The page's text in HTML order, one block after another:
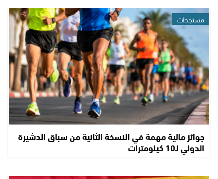
مستجدات
جوائز مالية مهمة في النسخة الثانية من سباق الدشيرة
الدولي لـ10 كيلومترات